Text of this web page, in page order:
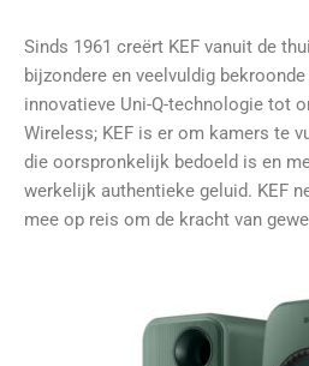
Sinds 1961 creërt KEF vanuit de
bijzondere en veelvuldig
innovatieve Uni-Q-technologie tot
Wireless; KEF is er om kamers te
die oorspronkelijk bedoeld is en
werkelijk authentieke geluid. KEF
mee op reis om de kracht van